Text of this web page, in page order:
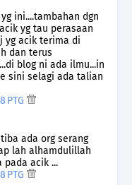
ini....tambahan dgn
yg tau perasaan
yg acik terima di
dan terus
blog ni ada ilmu...in
sini selagi ada talian
PTG
ada org serang
lah alhamdulillah
acik ...
PTG